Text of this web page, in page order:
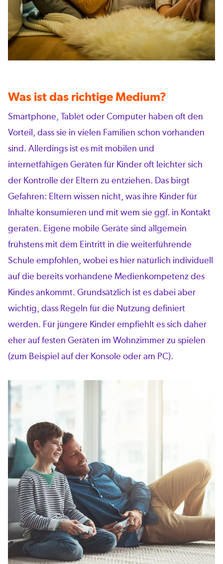
Was ist das richtige Medium?
Smartphone, Tablet oder Computer haben oft den
Vorteil, dass sie in vielen Familien schon vorhanden
sind. Allerdings ist es mit mobilen und
internetfähigen Geräten für Kinder oft leichter sich
der Kontrolle der Eltern zu entziehen. Das birgt
Gefahren: Eltern wissen nicht, was ihre Kinder für
Inhalte konsumieren und mit wem sie ggf. in Kontakt
geraten. Eigene mobile Geräte sind allgemein
frühstens mit dem Eintritt in die weiterführende
Schule empfohlen, wobei es hier natürlich individuell
auf die bereits vorhandene Medienkompetenz des
Kindes ankommt. Grundsätzlich ist es dabei aber
wichtig, dass Regeln für die Nutzung definiert
werden. Für jüngere Kinder empfiehlt es sich daher
eher auf festen Geräten im Wohnzimmer zu spielen
(zum Beispiel auf der Konsole oder am PC).